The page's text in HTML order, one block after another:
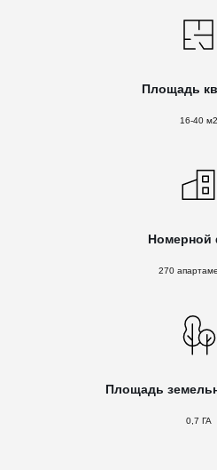
Площадь
16-40 м2
Номерной
270
Площадь
0,7 ГА